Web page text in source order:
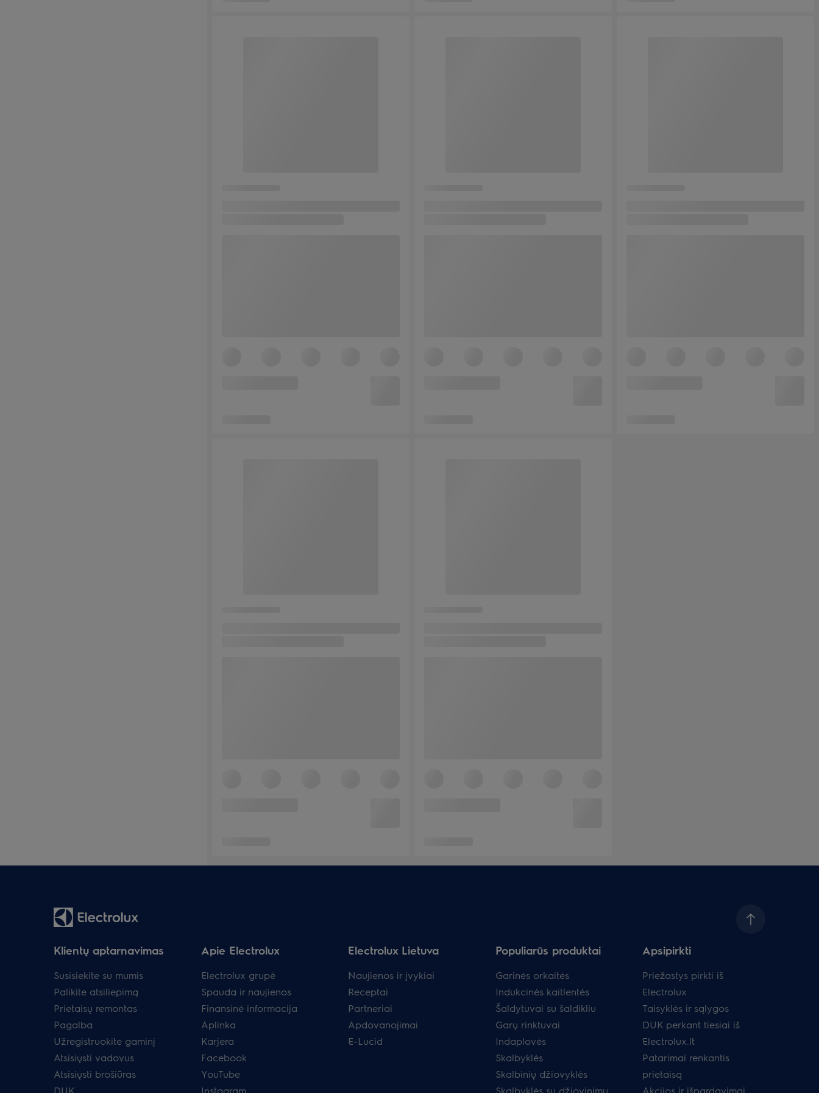
Klientų aptarnavimas
Susisiekite su mumis
Palikite atsiliepimą
Prietaisų remontas
Pagalba
Užregistruokite gaminį
Atsisiųsti vadovus
Atsisiųsti brošiūras
DUK
Apie Electrolux
Electrolux grupė
Spauda ir naujienos
Finansinė informacija
Aplinka
Karjera
Facebook
YouTube
Instagram
Electrolux Lietuva
Naujienos ir įvykiai
Receptai
Partneriai
Apdovanojimai
E-Lucid
Populiarūs produktai
Garinės orkaitės
Indukcinės kaitlentės
Šaldytuvai su šaldikliu
Garų rinktuvai
Indaplovės
Skalbyklės
Skalbinių džiovyklės
Skalbyklės su džiovinimu
Apsipirkti
Priežastys pirkti iš
Electrolux
Taisyklės ir sąlygos
DUK perkant tiesiai iš
Electrolux.lt
Patarimai renkantis
prietaisą
Akcijos ir išpardavimai